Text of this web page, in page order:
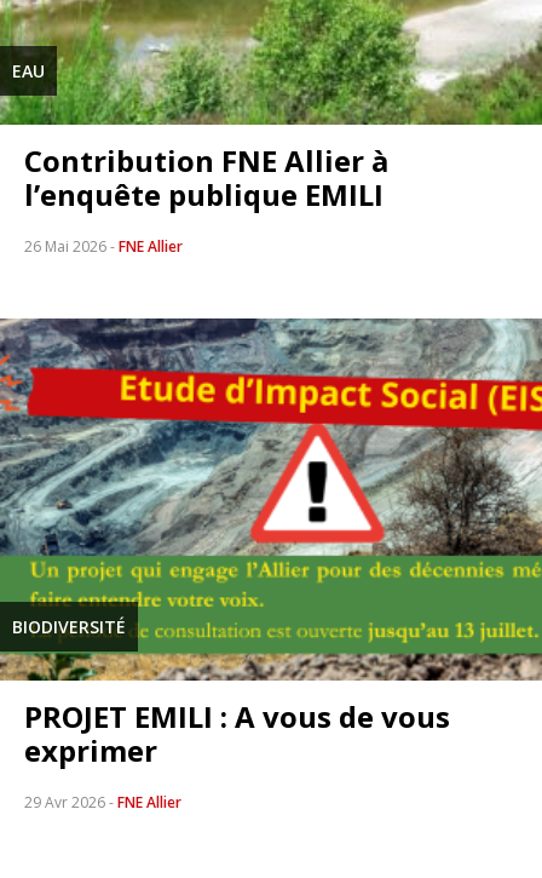
EAU
Contribution FNE Allier à
l’enquête publique EMILI
26 Mai 2026-FNE Allier
BIODIVERSITÉ
PROJET EMILI : A vous de vous
exprimer
29 Avr 2026-FNE Allier